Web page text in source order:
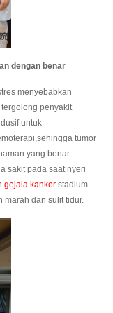
dengan benar
menyebabkan
penyakit
untuk
tumor
yang benar
sakit pada saat nyeri
gejala kanker stadium
marah dan sulit tidur.